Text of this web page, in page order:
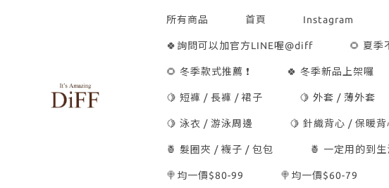
所有商品 首頁 Instagram
🍀詢問可以加官方LINE喔@diff 🌻 夏季
🌻 冬季款式推薦 ❗ 🍀 冬季新品上架囉
🍋 短褲 / 長褲 / 裙子 🍋 外套 / 薄外套
🍋 泳衣 / 游泳周邊 🍋 針織背心 / 保暖背
🍍 髮圈夾 / 襪子 / 包包 🍍 一定用的到
🍭均一價$80-99 🍭均一價$60-79